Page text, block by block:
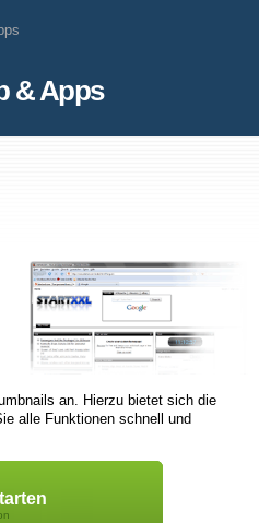
& Apps
an. Hierzu bietet sich die
alle Funktionen schnell und